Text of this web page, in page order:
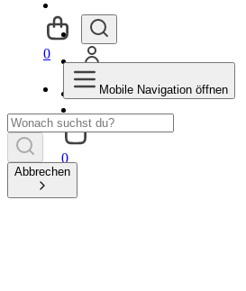
0
0
Mobile Navigation öffnen
Abbrechen